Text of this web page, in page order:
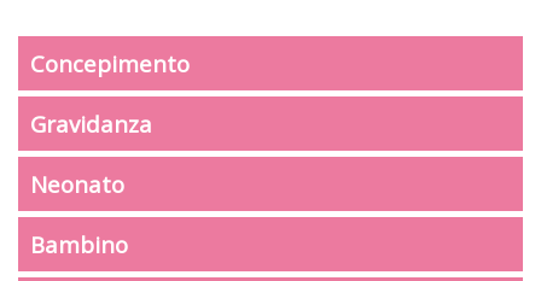
Concepimento
Gravidanza
Neonato
Bambino